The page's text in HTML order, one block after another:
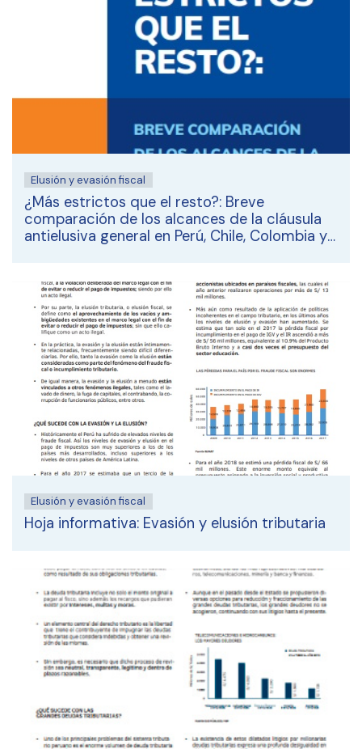
Elusión y evasión fiscal
¿Más estrictos que el resto?: Breve
comparación de los alcances de la cláusula
antielusiva general en Perú, Chile, Colombia y
Elusión y evasión fiscal
Hoja informativa: Evasión y elusión tributaria